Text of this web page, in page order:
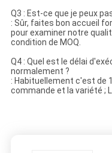
Q3 : Est-ce que je peux
: Sûr, faites bon accueil
pour examiner notre
condition de MOQ.
Q4 : Quel est le délai
normalement ?
: Habituellement c'est de
commande et la variété ;